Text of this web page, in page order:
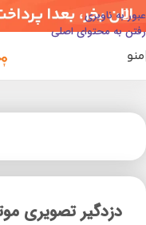
عبور به ناوبری
رفتن به محتوای اصلی
منو
دزدگیر تصویری